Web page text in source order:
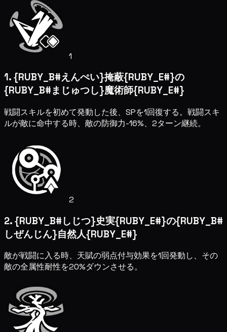
1
1. {RUBY_B#えんぺい}掩蔽{RUBY_E#}の
{RUBY_B#まじゅつし}魔術師{RUBY_E#}
戦闘スキルを初めて発動した後、SPを1回復する。戦闘スキ
ルが敵に命中する時、敵の防御力-16%、2ターン継続。
2
2. {RUBY_B#しじつ}史実{RUBY_E#}の{RUBY_B#
しぜんじん}自然人{RUBY_E#}
敵が戦闘に入る時、天賦の弱点付与効果を1回発動し、その
敵の全属性耐性を20%ダウンさせる。